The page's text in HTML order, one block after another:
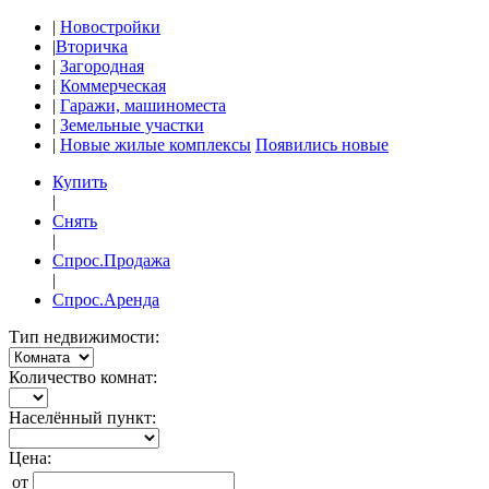
| Новостройки
|Вторичка
| Загородная
| Коммерческая
| Гаражи, машиноместа
| Земельные участки
| Новые жилые комплексы Появились новые
Купить
|
Снять
|
Спрос.Продажа
|
Спрос.Аренда
Тип недвижимости:
Количество комнат:
Населённый пункт:
Цена:
от